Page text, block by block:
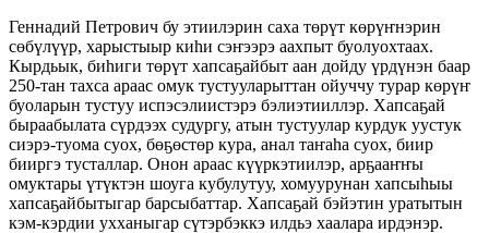
Геннадий Петрович бу этиилэрин саха төрүт көрүҥнэрин
сөбүлүүр, харыстыыр киһи сэҥээрэ аахпыт буолуохтаах.
Кырдьык, биһиги төрүт хапсаҕайбыт аан дойду үрдүнэн баар
250-тан тахса араас омук тустууларыттан ойуччу турар көрүҥ
буоларын тустуу испэсэлиистэрэ бэлиэтииллэр. Хапсаҕай
быраабылата сүрдээх судургу, атын тустуулар курдук уустук
сиэрэ-туома суох, бөҕөстөр кура, анал таҥаһа суох, биир
бииргэ тусталлар. Онон араас күүркэтиилэр, арҕааҥҥы
омуктары үтүктэн шоуга кубулутуу, хомуурунан хапсыһыы
хапсаҕайбытыгар барсыбаттар. Хапсаҕай бэйэтин уратытын
кэм-кэрдии ухханыгар сүтэрбэккэ илдьэ хаалара ирдэнэр.